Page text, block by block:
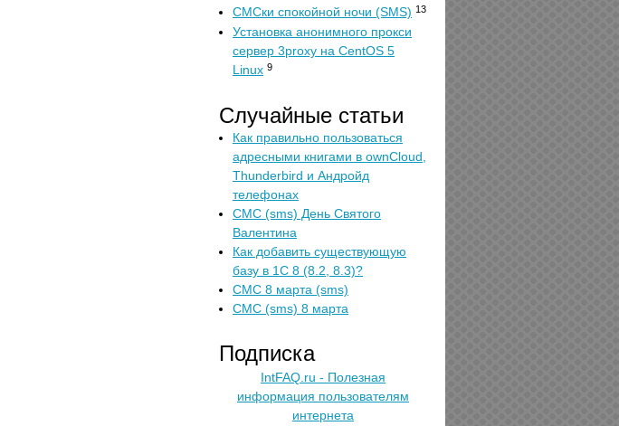
СМСки спокойной ночи (SMS) 13
Установка анонимного прокси
сервер 3proxy на CentOS 5
Linux 9
Случайные статьи
Как правильно пользоваться
адресными книгами в ownCloud,
Thunderbird и Андройд
телефонах
СМС (sms) День Святого
Валентина
Как добавить существующую
базу в 1С 8 (8.2, 8.3)?
СМС 8 марта (sms)
СМС (sms) 8 марта
Подписка
IntFAQ.ru - Полезная
информация пользователям
интернета